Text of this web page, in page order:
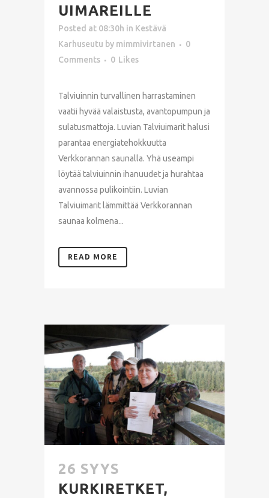
UIMAREILLE
Posted at 08:30h in Kestävä
Karhuseutu by mimmivirtanen
0
Comments
0 Likes
Talviuinnin turvallinen harrastaminen
vaatii hyvää valaistusta, avantopumpun ja
sulatusmattoja. Luvian Talviuimarit halusi
parantaa energiatehokkuutta
Verkkorannan saunalla. Yhä useampi
löytää talviuinnin ihanuudet ja hurahtaa
avannossa pulikointiin. Luvian
Talviuimarit lämmittää Verkkorannan
saunaa kolmena...
READ MORE
26 SYYS
KURKIRETKET,